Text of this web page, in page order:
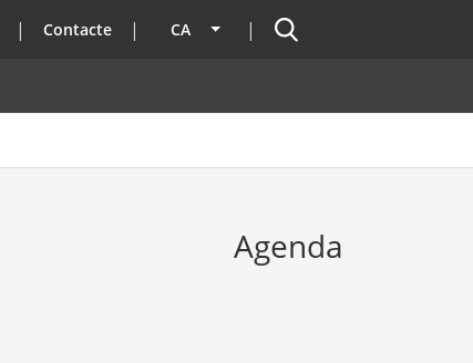
Contacte CA Llista les accions addicionals
Cercador
Agenda